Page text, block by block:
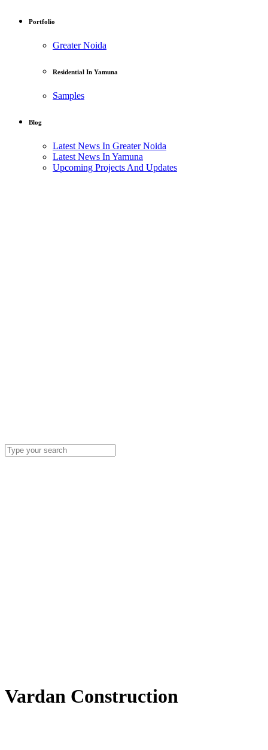
Portfolio
Greater Noida
Residential In Yamuna
Samples
Blog
Latest News In Greater Noida
Latest News In Yamuna
Upcoming Projects And Updates
Vardan Construction